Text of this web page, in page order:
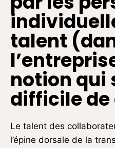
talent
notion qui
difficile de
Le talent des
l’épine dorsale de la